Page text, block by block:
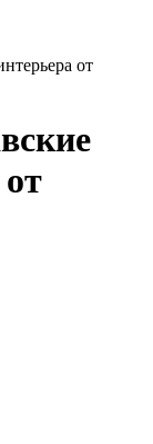
от